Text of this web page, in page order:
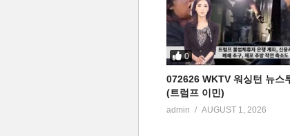
0
072626 WKTV 워싱턴 뉴스
(트럼프 이민)
admin AUGUST 1, 2026